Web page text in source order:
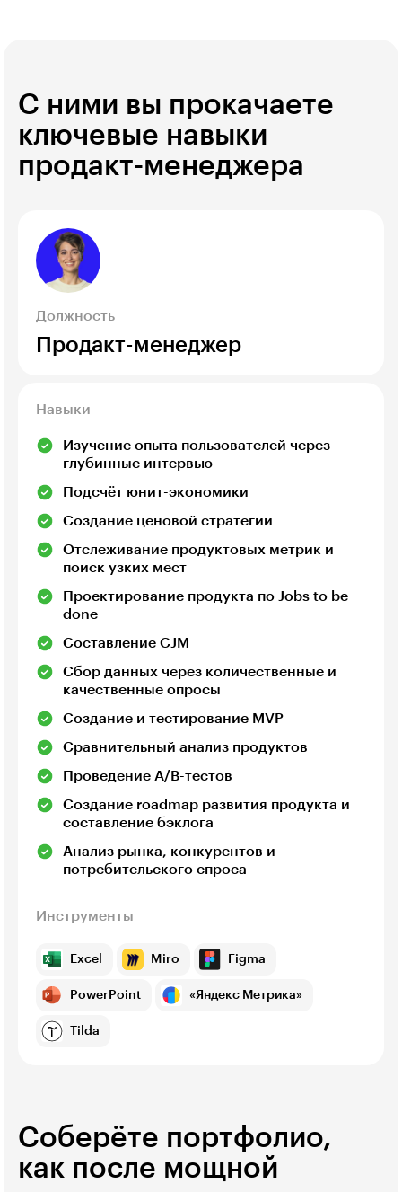
С ними вы прокачаете
ключевые навыки
продакт-менеджера
Должность
Продакт-менеджер
Навыки
Изучение опыта пользователей через
глубинные интервью
Подсчёт юнит-экономики
Создание ценовой стратегии
Отслеживание продуктовых метрик и
поиск узких мест
Проектирование продукта по Jobs to be
done
Составление CJM
Сбор данных через количественные и
качественные опросы
Создание и тестирование MVP
Сравнительный анализ продуктов
Проведение A/B-тестов
Создание roadmap развития продукта и
составление бэклога
Анализ рынка, конкурентов и
потребительского спроса
Инструменты
Excel Miro Figma
PowerPoint «Яндекс Метрика»
Tilda
Cоберёте портфолио,
как после мощной